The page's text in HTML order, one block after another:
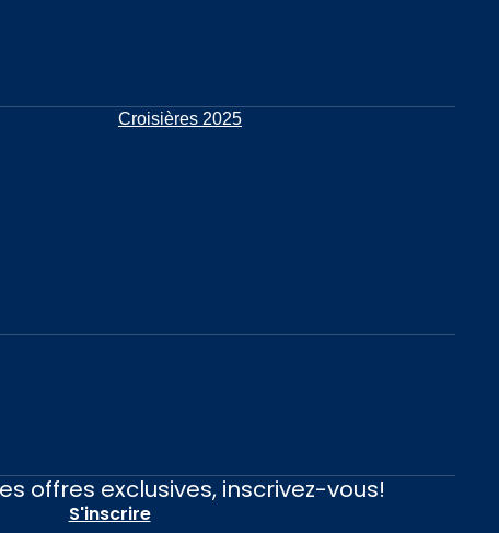
Croisières 2025
offres exclusives, inscrivez-vous!
S'inscrire